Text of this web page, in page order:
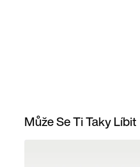
Může Se Ti Taky Líbit